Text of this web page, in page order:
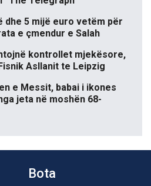
dhe 5 mijë euro vetëm për
e çmendur e Salah
kontrollet mjekësore,
Asllanit te Leipzig
e Messit, babai i ikones
jeta në moshën 68-
Bota